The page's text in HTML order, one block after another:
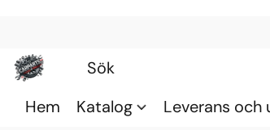
Hem Katalog Leverans